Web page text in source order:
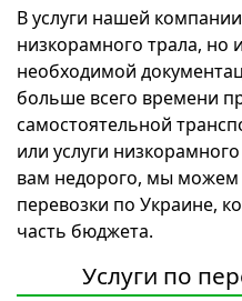
В услуги нашей
низкорамного трала, но
необходимой
больше всего времени
самостоятельной
или услуги
вам недорого, мы
перевозки по Украине,
часть бюджета.
Услуги по